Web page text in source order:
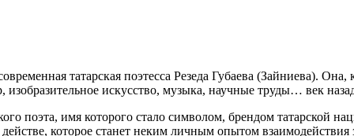
татарская поэтесса Резеда Губаева (Зайниева).
изобразительное искусство, музыка, научные труды… век
поэта, имя которого стало символом, брендом татарской
которое станет неким личным опытом взаимодействия